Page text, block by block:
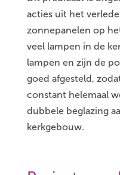
acties uit het
zonnepanelen op
veel lampen in de
lampen en zijn de
goed afgesteld,
constant helemaal
dubbele beglazing
kerkgebouw.